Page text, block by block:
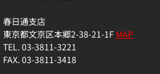
春日通支店
東京都文京区本郷2-38-21-1FMAP
TEL. 03-3811-3221
FAX. 03-3811-3418